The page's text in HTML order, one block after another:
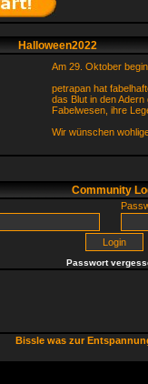
Halloween2022
Am 29. Oktober
petrapan hat
das Blut in den
Fabelwesen, ihre
Wir wünschen
Community
Passwort
Bissle was zur